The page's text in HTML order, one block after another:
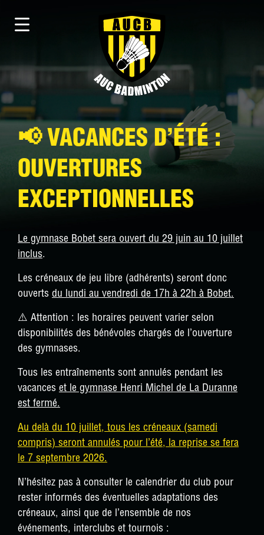
📢 VACANCES D’ÉTÉ :
OUVERTURES
EXCEPTIONNELLES
Le gymnase Bobet sera ouvert du 29 juin au 10 juillet
inclus.
Les créneaux de jeu libre (adhérents) seront donc
ouverts du lundi au vendredi de 17h à 22h à Bobet.
⚠️ Attention : les horaires peuvent varier selon
disponibilités des bénévoles chargés de l’ouverture
des gymnases.
Tous les entraînements sont annulés pendant les
vacances et le gymnase Henri Michel de La Duranne
est fermé.
Au delà du 10 juillet, tous les créneaux (samedi
compris) seront annulés pour l’été, la reprise se fera
le 7 septembre 2026.
N’hésitez pas à consulter le calendrier du club pour
rester informés des éventuelles adaptations des
créneaux, ainsi que de l’ensemble de nos
événements, interclubs et tournois :